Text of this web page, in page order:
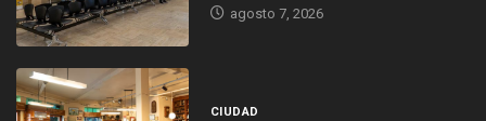
agosto 7, 2026
CIUDAD